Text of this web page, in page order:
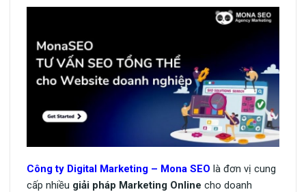
Công ty Digital Marketing – Mona SEO là đơn vị cung
cấp nhiều giải pháp Marketing Online cho doanh